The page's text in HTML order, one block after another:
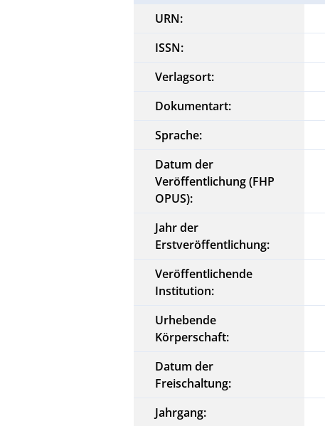
URN:
ISSN:
Verlagsort:
Dokumentart:
Sprache:
Datum der
Veröffentlichung (FHP
OPUS):
Jahr der
Erstveröffentlichung:
Veröffentlichende
Institution:
Urhebende
Körperschaft:
Datum der
Freischaltung:
Jahrgang: